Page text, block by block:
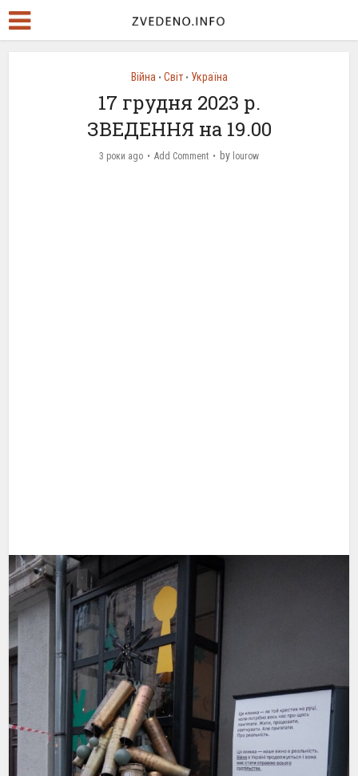
Війна • Світ • Україна
17 грудня 2023 р.
ЗВЕДЕННЯ на 19.00
3 роки ago Add Comment by lourow